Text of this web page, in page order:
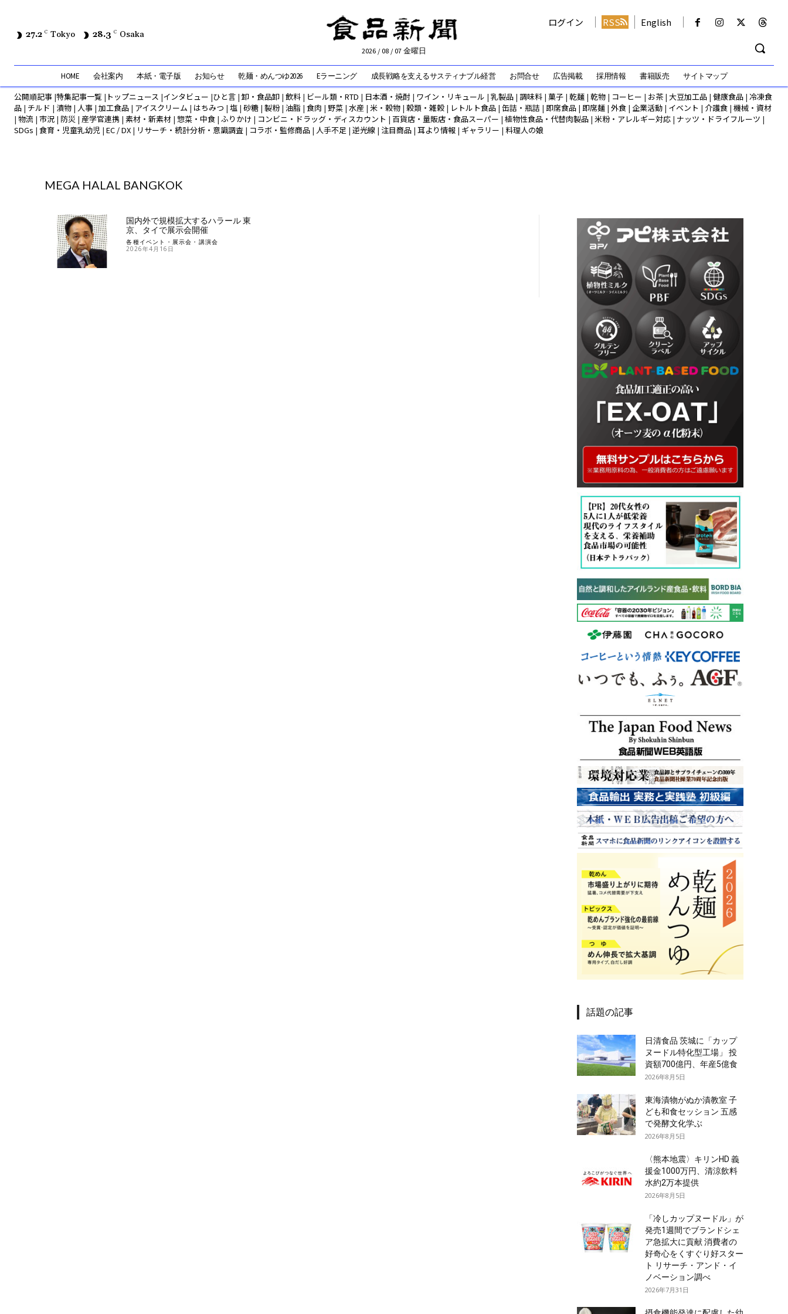
27.2 C Tokyo 28.3 C Osaka
2026 / 08 / 07 金曜日
ログイン RSS English
HOME 会社案内 本紙・電子版 お知らせ 乾麺・めんつゆ2026 Eラーニング 成長戦略を支えるサスティナブル経営 お問合せ 広告掲載 採用情報 書籍販売 サイトマップ
公開順記事 |特集記事一覧 | トップニュース |インタビュー |ひと言 |卸・食品卸 | 飲料 | ビール類・RTD | 日本酒・焼酎 | ワイン・リキュール | 乳製品 | 調味料 | 菓子 | 乾麺 | 乾物 | コーヒー | お茶 | 大豆加工品 | 健康食品 | 冷凍食
品 | チルド | 漬物 | 人事 | 加工食品 | アイスクリーム | はちみつ | 塩 | 砂糖 | 製粉| 油脂 | 食肉 | 野菜 | 水産 | 米・穀物 | 穀類・雑穀 | レトルト食品 | 缶詰・瓶詰 | 即席食品 | 即席麺 | 外食 | 企業活動 | イベント | 介護食 | 機械・資材
| 物流 | 市況 | 防災 | 産学官連携 | 素材・新素材 | 惣菜・中食 | ふりかけ | コンビニ・ドラッグ・ディスカウント | 百貨店・量販店・食品スーパー | 植物性食品・代替肉製品 | 米粉・アレルギー対応 | ナッツ・ドライフルーツ |
SDGs | 食育・児童乳幼児 | EC / DX | リサーチ・統計分析・意識調査 | コラボ・監修商品 | 人手不足 | 逆光線 | 注目商品 | 耳より情報 | ギャラリー | 料理人の娘
MEGA HALAL BANGKOK
国内外で規模拡大するハラール 東
京、タイで展示会開催
各種イベント・展示会・講演会
2026年4月16日
話題の記事
日清食品 茨城に「カップ
ヌードル特化型工場」 投
資額700億円、年産5億食
2026年8月5日
東海漬物がぬか漬教室 子
ども和食セッション 五感
で発酵文化学ぶ
2026年8月5日
〈熊本地震〉キリンHD 義
援金1000万円、清涼飲料
水約2万本提供
2026年8月5日
「冷しカップヌードル」が
発売1週間でブランドシェ
ア急拡大に貢献 消費者の
好奇心をくすぐり好スター
ト リサーチ・アンド・イ
ノベーション調べ
2026年7月31日